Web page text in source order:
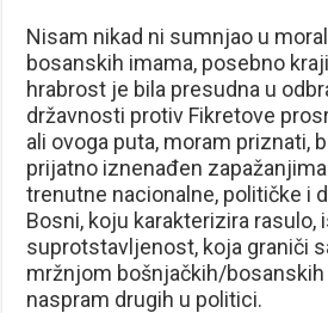
Nisam nikad ni sumnjao u
bosanskih imama, posebno
hrabrost je bila presudna u
državnosti protiv Fikretove
ali ovoga puta, moram priznati,
prijatno iznenađen
trenutne nacionalne, političke i
Bosni, koju karakterizira rasulo,
suprotstavljenost, koja graniči
mržnjom bošnjačkih/
naspram drugih u politici.